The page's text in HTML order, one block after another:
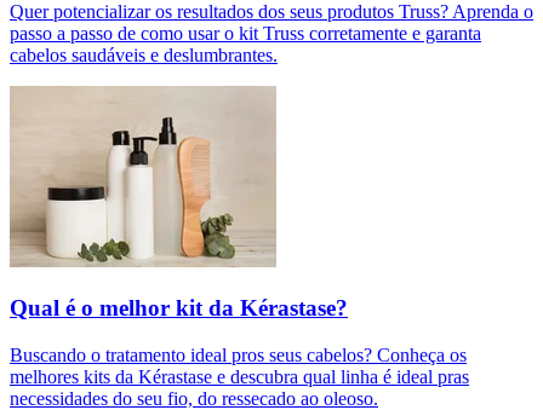
Quer potencializar os resultados dos seus produtos Truss? Aprenda o
passo a passo de como usar o kit Truss corretamente e garanta
cabelos saudáveis e deslumbrantes.
Qual é o melhor kit da Kérastase?
Buscando o tratamento ideal pros seus cabelos? Conheça os
melhores kits da Kérastase e descubra qual linha é ideal pras
necessidades do seu fio, do ressecado ao oleoso.